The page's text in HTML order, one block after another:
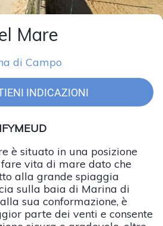
Mare
di Campo
INDICAZIONI
è situato in una posizione
vita di mare dato che
alla grande spiaggia
sulla baia di Marina di
sua conformazione, è
parte dei venti e consente